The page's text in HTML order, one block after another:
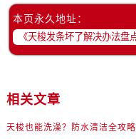
本页永久地址：
相关文章
天梭也能洗澡？防水清洁全攻略